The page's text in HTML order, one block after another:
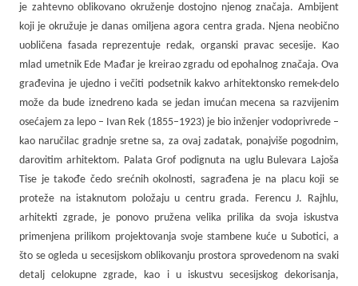
je zahtevno oblikovano okruženje dostojno njenog značaja. Ambijent
koji je okružuje je danas omiljena agora centra grada. Njena neobično
uobličena fasada reprezentuje redak, organski pravac secesije. Kao
mlad umetnik Ede Mađar je kreirao zgradu od epohalnog značaja. Ova
građevina je ujedno i večiti podsetnik kakvo arhitektonsko remek-delo
može da bude iznedreno kada se jedan imućan mecena sa razvijenim
osećajem za lepo – Ivan Rek (1855–1923) je bio inženjer vodoprivrede –
kao naručilac gradnje sretne sa, za ovaj zadatak, ponajviše pogodnim,
darovitim arhitektom. Palata Grof podignuta na uglu Bulevara Lajoša
Tise je takođe čedo srećnih okolnosti, sagrađena je na placu koji se
proteže na istaknutom položaju u centru grada. Ferencu J. Rajhlu,
arhitekti zgrade, je ponovo pružena velika prilika da svoja iskustva
primenjena prilikom projektovanja svoje stambene kuće u Subotici, a
što se ogleda u secesijskom oblikovanju prostora sprovedenom na svaki
detalj celokupne zgrade, kao i u iskustvu secesijskog dekorisanja,